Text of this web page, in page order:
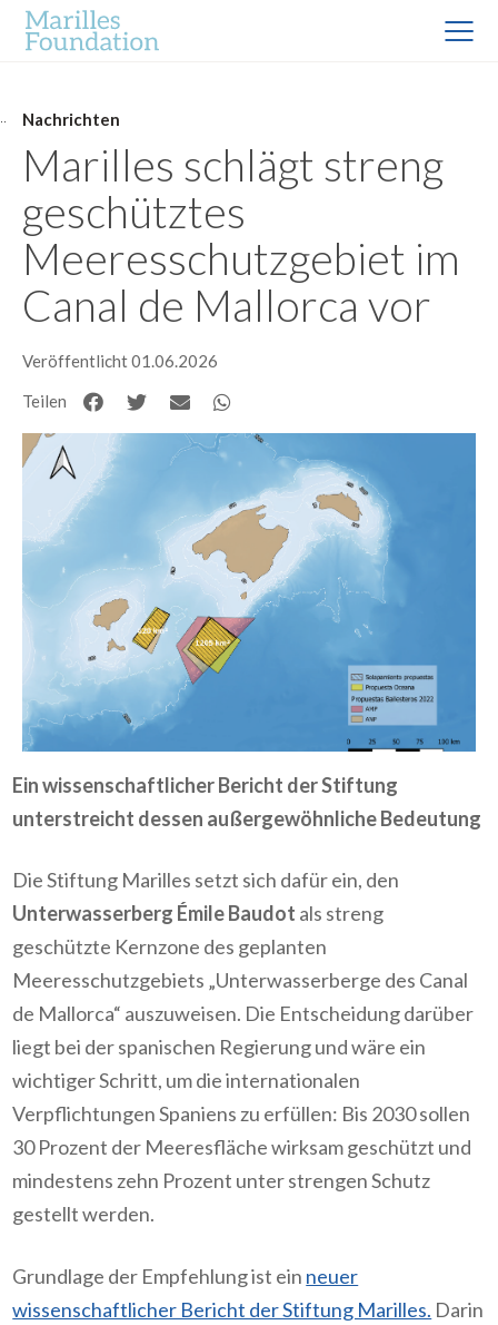
Nachrichten
Marilles schlägt streng
geschütztes
Meeresschutzgebiet im
Canal de Mallorca vor
Veröffentlicht 01.06.2026
Teilen
Ein wissenschaftlicher Bericht der Stiftung
unterstreicht dessen außergewöhnliche Bedeutung
Die Stiftung Marilles setzt sich dafür ein, den
Unterwasserberg Émile Baudot als streng
geschützte Kernzone des geplanten
Meeresschutzgebiets „Unterwasserberge des Canal
de Mallorca“ auszuweisen. Die Entscheidung darüber
liegt bei der spanischen Regierung und wäre ein
wichtiger Schritt, um die internationalen
Verpflichtungen Spaniens zu erfüllen: Bis 2030 sollen
30 Prozent der Meeresfläche wirksam geschützt und
mindestens zehn Prozent unter strengen Schutz
gestellt werden.
Grundlage der Empfehlung ist ein neuer
wissenschaftlicher Bericht der Stiftung Marilles. Darin